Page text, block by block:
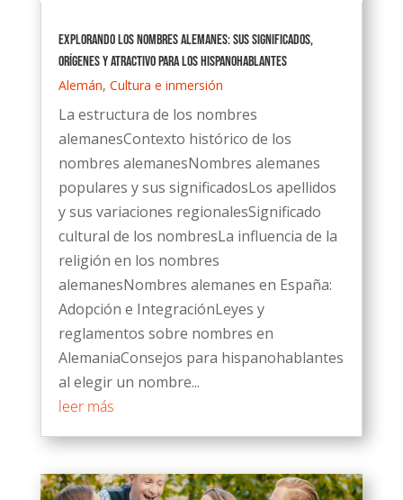
Explorando los nombres alemanes: Sus significados,
orígenes y atractivo para los hispanohablantes
Alemán, Cultura e inmersión
La estructura de los nombres
alemanesContexto histórico de los
nombres alemanesNombres alemanes
populares y sus significadosLos apellidos
y sus variaciones regionalesSignificado
cultural de los nombresLa influencia de la
religión en los nombres
alemanesNombres alemanes en España:
Adopción e IntegraciónLeyes y
reglamentos sobre nombres en
AlemaniaConsejos para hispanohablantes
al elegir un nombre...
leer más